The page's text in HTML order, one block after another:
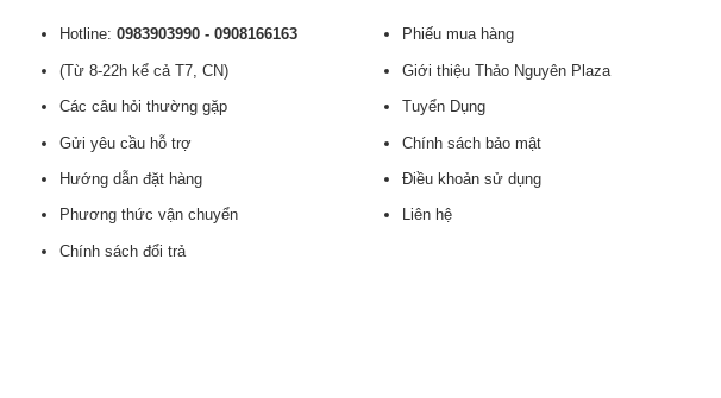
Hotline: 0983903990 - 0908166163
(Từ 8-22h kể cả T7, CN)
Các câu hỏi thường gặp
Gửi yêu cầu hỗ trợ
Hướng dẫn đặt hàng
Phương thức vận chuyển
Chính sách đổi trả
Phiếu mua hàng
Giới thiệu Thảo Nguyên Plaza
Tuyển Dụng
Chính sách bảo mật
Điều khoản sử dụng
Liên hệ